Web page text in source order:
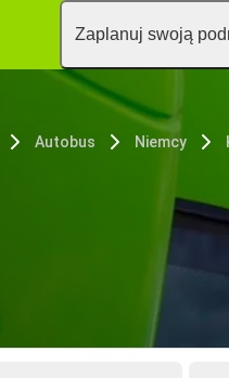
Zaplanuj swoją
Autobus Niemcy